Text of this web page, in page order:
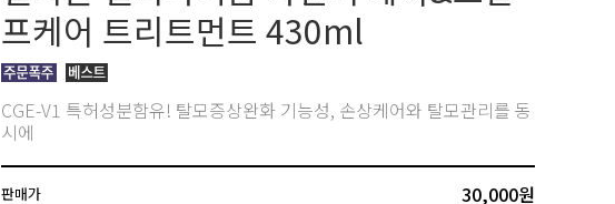
프케어 트리트먼트 430ml
CGE-V1 특허성분함유! 탈모증상완화 기능성, 손상케어와 탈모관리를 동
시에
판매가 30,000원